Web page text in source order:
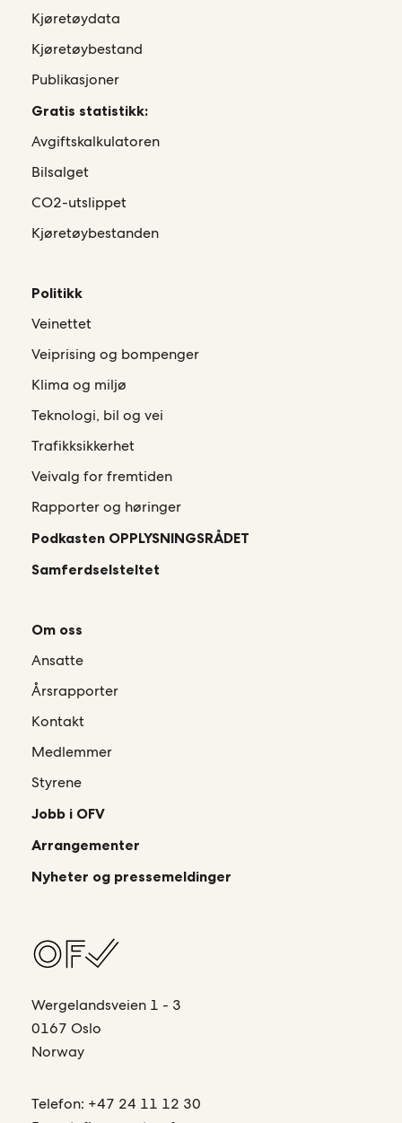
Kjøretøydata
Kjøretøybestand
Publikasjoner
Gratis statistikk:
Avgiftskalkulatoren
Bilsalget
CO2-utslippet
Kjøretøybestanden
Politikk
Veinettet
Veiprising og bompenger
Klima og miljø
Teknologi, bil og vei
Trafikksikkerhet
Veivalg for fremtiden
Rapporter og høringer
Podkasten OPPLYSNINGSRÅDET
Samferdselsteltet
Om oss
Ansatte
Årsrapporter
Kontakt
Medlemmer
Styrene
Jobb i OFV
Arrangementer
Nyheter og pressemeldinger
Wergelandsveien 1 - 3
0167 Oslo
Norway
Telefon: +47 24 11 12 30